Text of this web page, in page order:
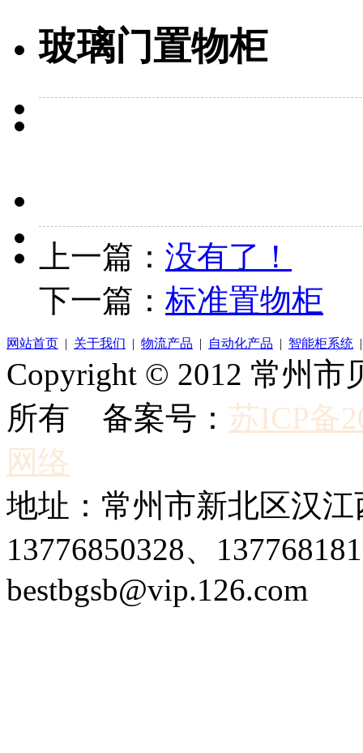
玻璃门置物柜
上一篇： 没有了！
下一篇： 标准置物柜
网站首页 | 关于我们 | 物流产品 | 自动化产品 | 智能柜系统
Copyright © 2012 常州
所有 备案号： 苏ICP备
网络
地址：常州市新北区汉
13776850328、
bestbgsb@vip.126.com